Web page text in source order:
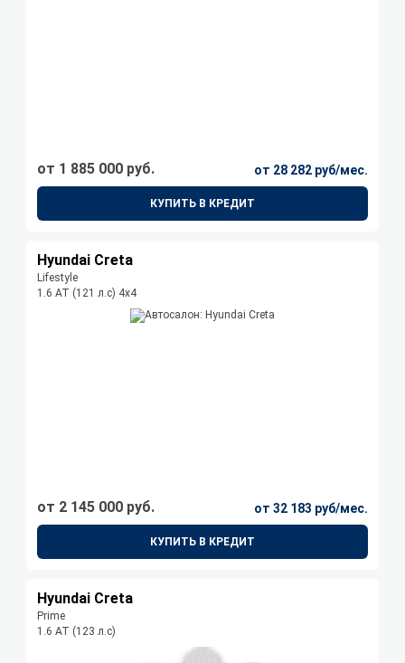
от 1 885 000 руб. от 28 282 руб/мес.
КУПИТЬ В КРЕДИТ
Hyundai Creta
Lifestyle
1.6 АТ (121 л.с) 4х4
от 2 145 000 руб. от 32 183 руб/мес.
КУПИТЬ В КРЕДИТ
Hyundai Creta
Prime
1.6 АТ (123 л.с)